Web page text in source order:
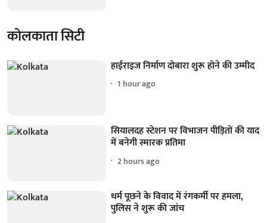
कोलकाता सिटी
हाईराइज निर्माण दोबारा शुरू होने की उम्मीद
1 hour ago
सियालदह स्टेशन पर विभाजन पीड़ितों की याद
में बनेगी स्मारक प्रतिमा
2 hours ago
धर्म पूछने के विवाद में रंगकर्मी पर हमला,
पुलिस ने शुरू की जांच